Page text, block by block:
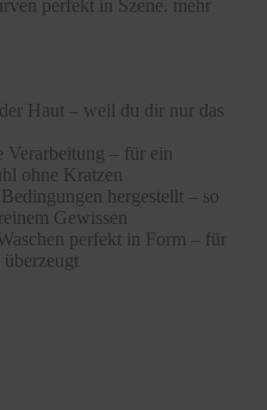
perfekt in Szene. mehr
Haut – weil du dir nur das
Verarbeitung – für ein
ohne Kratzen
hergestellt – so
Gewissen
perfekt in Form – für